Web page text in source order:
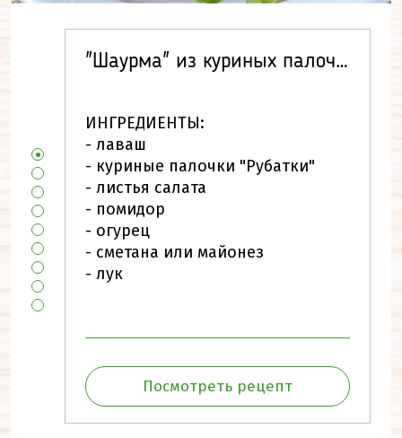
"Шаурма" из куриных палочек
ИНГРЕДИЕНТЫ:
- лаваш
- куриные палочки "Рубатки"
- листья салата
- помидор
- огурец
- сметана или майонез
- лук
Посмотреть рецепт